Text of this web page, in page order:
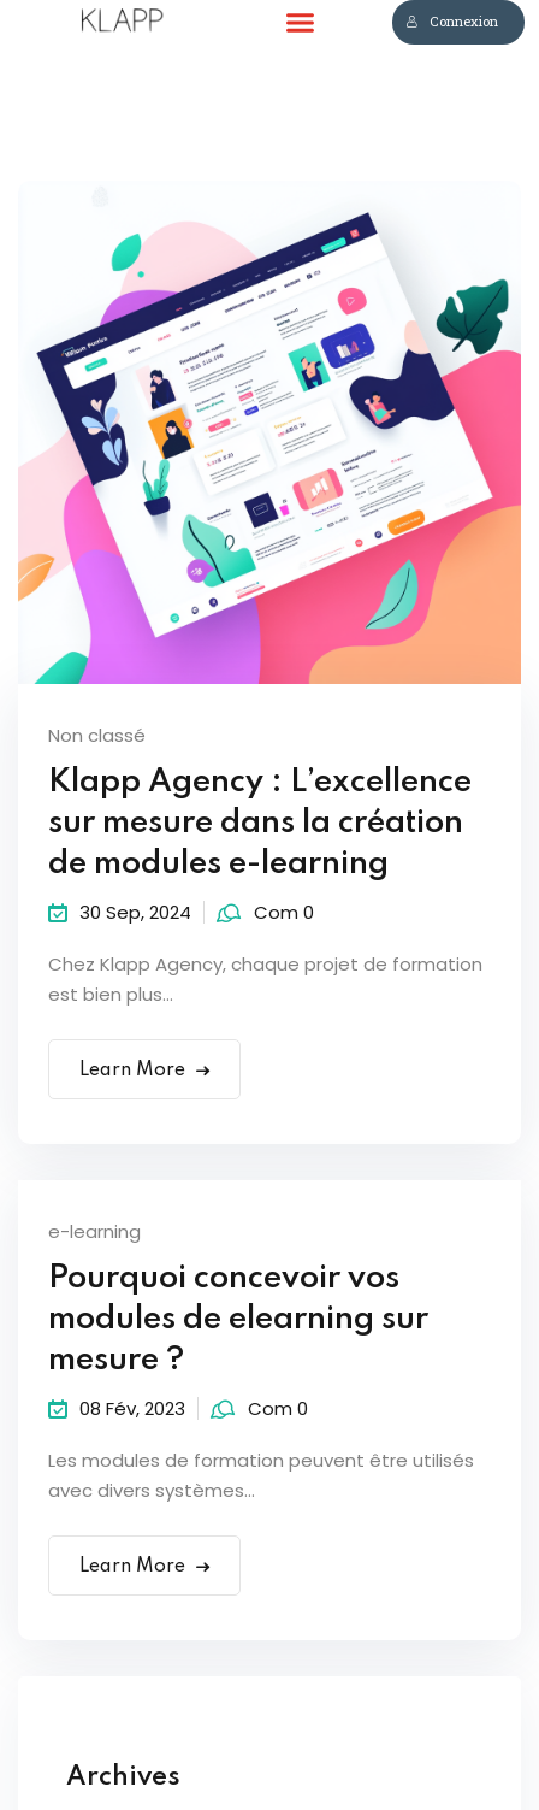
Connexion
Non classé
Klapp Agency : L’excellence
sur mesure dans la création
de modules e-learning
30 Sep, 2024 Com 0
Chez Klapp Agency, chaque projet de formation
est bien plus...
Learn More
e-learning
Pourquoi concevoir vos
modules de elearning sur
mesure ?
08 Fév, 2023 Com 0
Les modules de formation peuvent être utilisés
avec divers systèmes...
Learn More
Archives
Remember me Lost your password?